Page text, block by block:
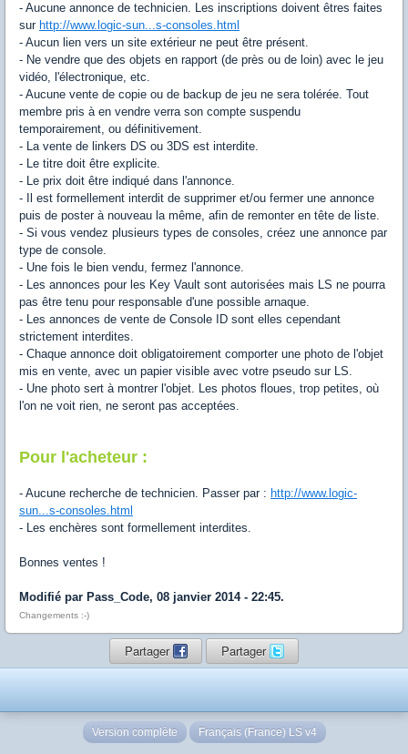
- Aucune annonce de technicien. Les inscriptions doivent êtres faites
sur http://www.logic-sun...s-consoles.html
- Aucun lien vers un site extérieur ne peut être présent.
- Ne vendre que des objets en rapport (de près ou de loin) avec le jeu
vidéo, l'électronique, etc.
- Aucune vente de copie ou de backup de jeu ne sera tolérée. Tout
membre pris à en vendre verra son compte suspendu
temporairement, ou définitivement.
- La vente de linkers DS ou 3DS est interdite.
- Le titre doit être explicite.
- Le prix doit être indiqué dans l'annonce.
- Il est formellement interdit de supprimer et/ou fermer une annonce
puis de poster à nouveau la même, afin de remonter en tête de liste.
- Si vous vendez plusieurs types de consoles, créez une annonce par
type de console.
- Une fois le bien vendu, fermez l'annonce.
- Les annonces pour les Key Vault sont autorisées mais LS ne pourra
pas être tenu pour responsable d'une possible arnaque.
- Les annonces de vente de Console ID sont elles cependant
strictement interdites.
- Chaque annonce doit obligatoirement comporter une photo de l'objet
mis en vente, avec un papier visible avec votre pseudo sur LS.
- Une photo sert à montrer l'objet. Les photos floues, trop petites, où
l'on ne voit rien, ne seront pas acceptées.
Pour l'acheteur :
- Aucune recherche de technicien. Passer par : http://www.logic-
sun...s-consoles.html
- Les enchères sont formellement interdites.
Bonnes ventes !
Modifié par Pass_Code, 08 janvier 2014 - 22:45.
Changements :-)
Partager Partager
Version complète Français (France) LS v4